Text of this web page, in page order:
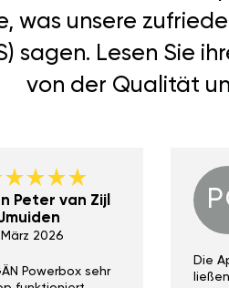
was unsere
sagen. Lesen Sie
von der Qualität
Peter van Zijl
2026
Powerbox sehr
Die